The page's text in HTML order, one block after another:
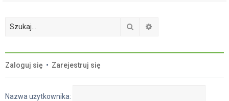
Szukaj
Zaloguj się • Zarejestruj się
Nazwa użytkownika: